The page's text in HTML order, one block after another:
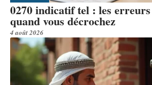
0270 indicatif tel : les
quand vous décrochez
4 août 2026